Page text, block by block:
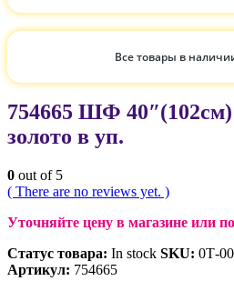
Все товары в
754665 ШФ
золото в уп.
0 out of 5
( There are no reviews yet. )
Уточняйте цену в магазине или
Статус товара: In stock SKU: 0Т-
Артикул: 754665